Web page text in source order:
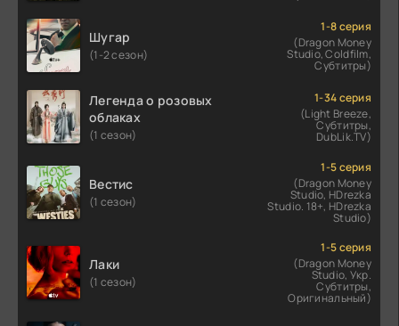
Шугар
(1-2 сезон)
1-8 серия
(Dragon Money
Studio, Coldfilm,
Субтитры)
Легенда о розовых
облаках
(1 сезон)
1-34 серия
(Light Breeze,
Субтитры,
DubLik.TV)
Вестис
(1 сезон)
1-5 серия
(Dragon Money
Studio, HDrezka
Studio. 18+, HDrezka
Studio)
Лаки
(1 сезон)
1-5 серия
(Dragon Money
Studio, Укр.
Субтитры,
Оригинальный)